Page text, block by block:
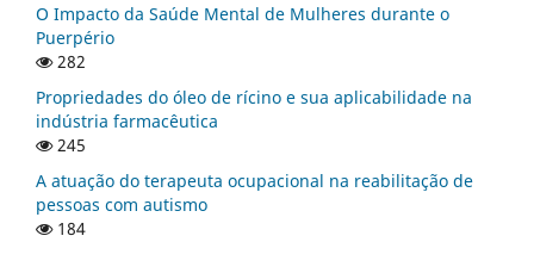
O Impacto da Saúde Mental de Mulheres durante o
Puerpério
282
Propriedades do óleo de rícino e sua aplicabilidade na
indústria farmacêutica
245
A atuação do terapeuta ocupacional na reabilitação de
pessoas com autismo
184